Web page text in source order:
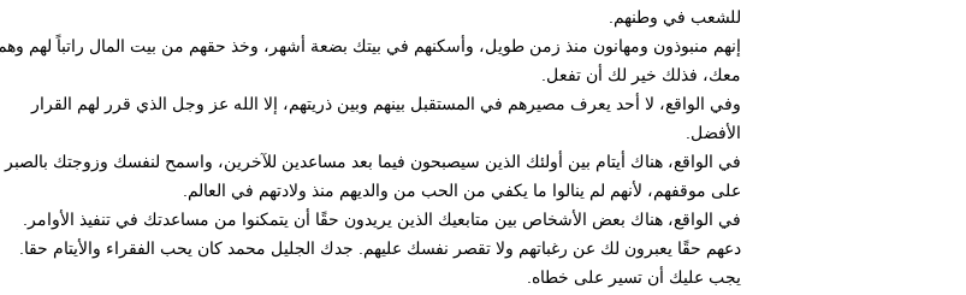
للشعب في وطنهم.
إنهم منبوذون ومهانون منذ زمن طويل، وأسكنهم في بيتك بضعة أشهر، وخذ حقهم من بيت المال راتباً لهم
معك، فذلك خير لك أن تفعل.
وفي الواقع، لا أحد يعرف مصيرهم في المستقبل بينهم وبين ذريتهم، إلا الله عز وجل الذي قرر لهم القرار
الأفضل.
في الواقع، هناك أيتام بين أولئك الذين سيصبحون فيما بعد مساعدين للآخرين، واسمح لنفسك وزوجتك بالصبر
على موقفهم، لأنهم لم ينالوا ما يكفي من الحب من والديهم منذ ولادتهم في العالم.
في الواقع، هناك بعض الأشخاص بين متابعيك الذين يريدون حقًا أن يتمكنوا من مساعدتك في تنفيذ الأوامر.
دعهم حقًا يعبرون لك عن رغباتهم ولا تقصر نفسك عليهم. جدك الجليل محمد كان يحب الفقراء والأيتام حقا.
يجب عليك أن تسير على خطاه.